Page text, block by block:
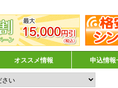
オススメ情報 申込情報